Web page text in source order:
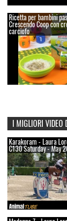
Ricetta per bambini
Crescendo Coop con
carciofo
I MIGLIORI VIDEO
Karakoram - Laura
C130 Saturday - May